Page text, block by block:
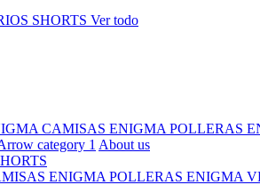
SHORTS Ver todo
CAMISAS ENIGMA POLLERAS
About us
ENIGMA POLLERAS ENIGMA